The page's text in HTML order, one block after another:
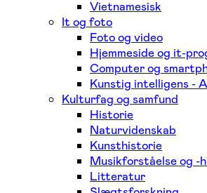
Vietnamesisk
It og foto
Foto og video
Hjemmeside og it-
Computer og
Kunstig intelligens -
Kulturfag og samfund
Historie
Naturvidenskab
Kunsthistorie
Musikforståelse og -
Litteratur